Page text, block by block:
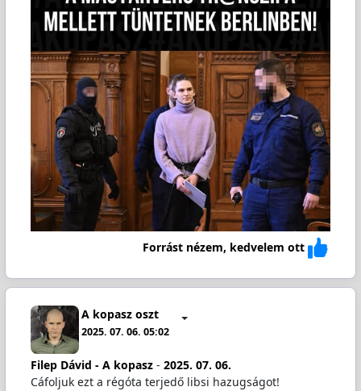
Forrást nézem, kedvelem ott
A kopasz oszt
2025. 07. 06. 05:02
Filep Dávid - A kopasz- 2025. 07. 06.
Cáfoljuk ezt a régóta terjedő libsi hazugságot!